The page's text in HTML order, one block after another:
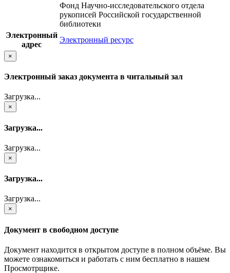
Фонд Научно-исследовательского отдела
рукописей Российской государственной
библиотеки
Электронный
адрес
Электронный ресурс
×
Электронный заказ документа в читальный зал
Загрузка...
×
Загрузка...
Загрузка...
×
Загрузка...
Загрузка...
×
Документ в свободном доступе
Документ находится в открытом доступе в полном объёме. Вы
можете ознакомиться и работать с ним бесплатно в нашем
Просмотрщике.